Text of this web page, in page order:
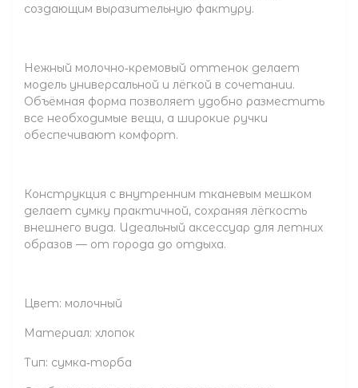
создающим выразительную фактуру.
Нежный молочно‑кремовый оттенок делает
модель универсальной и лёгкой в сочетании.
Объёмная форма позволяет удобно разместить
все необходимые вещи, а широкие ручки
обеспечивают комфорт.
Конструкция с внутренним тканевым мешком
делает сумку практичной, сохраняя лёгкость
внешнего вида. Идеальный аксессуар для летних
образов — от города до отдыха.
Цвет: молочный
Материал: хлопок
Тип: сумка‑торба